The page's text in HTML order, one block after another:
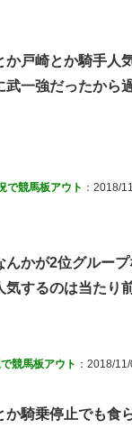
か戸崎とか騎手人
武一強だったから
で競馬板アウト ：2018/
んかが2位グルー
気するのは当たり
競馬板アウト ：2018/
か騎乗停止でも食